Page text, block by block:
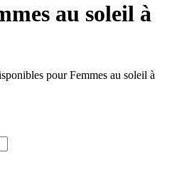
au soleil à
pour Femmes au soleil à